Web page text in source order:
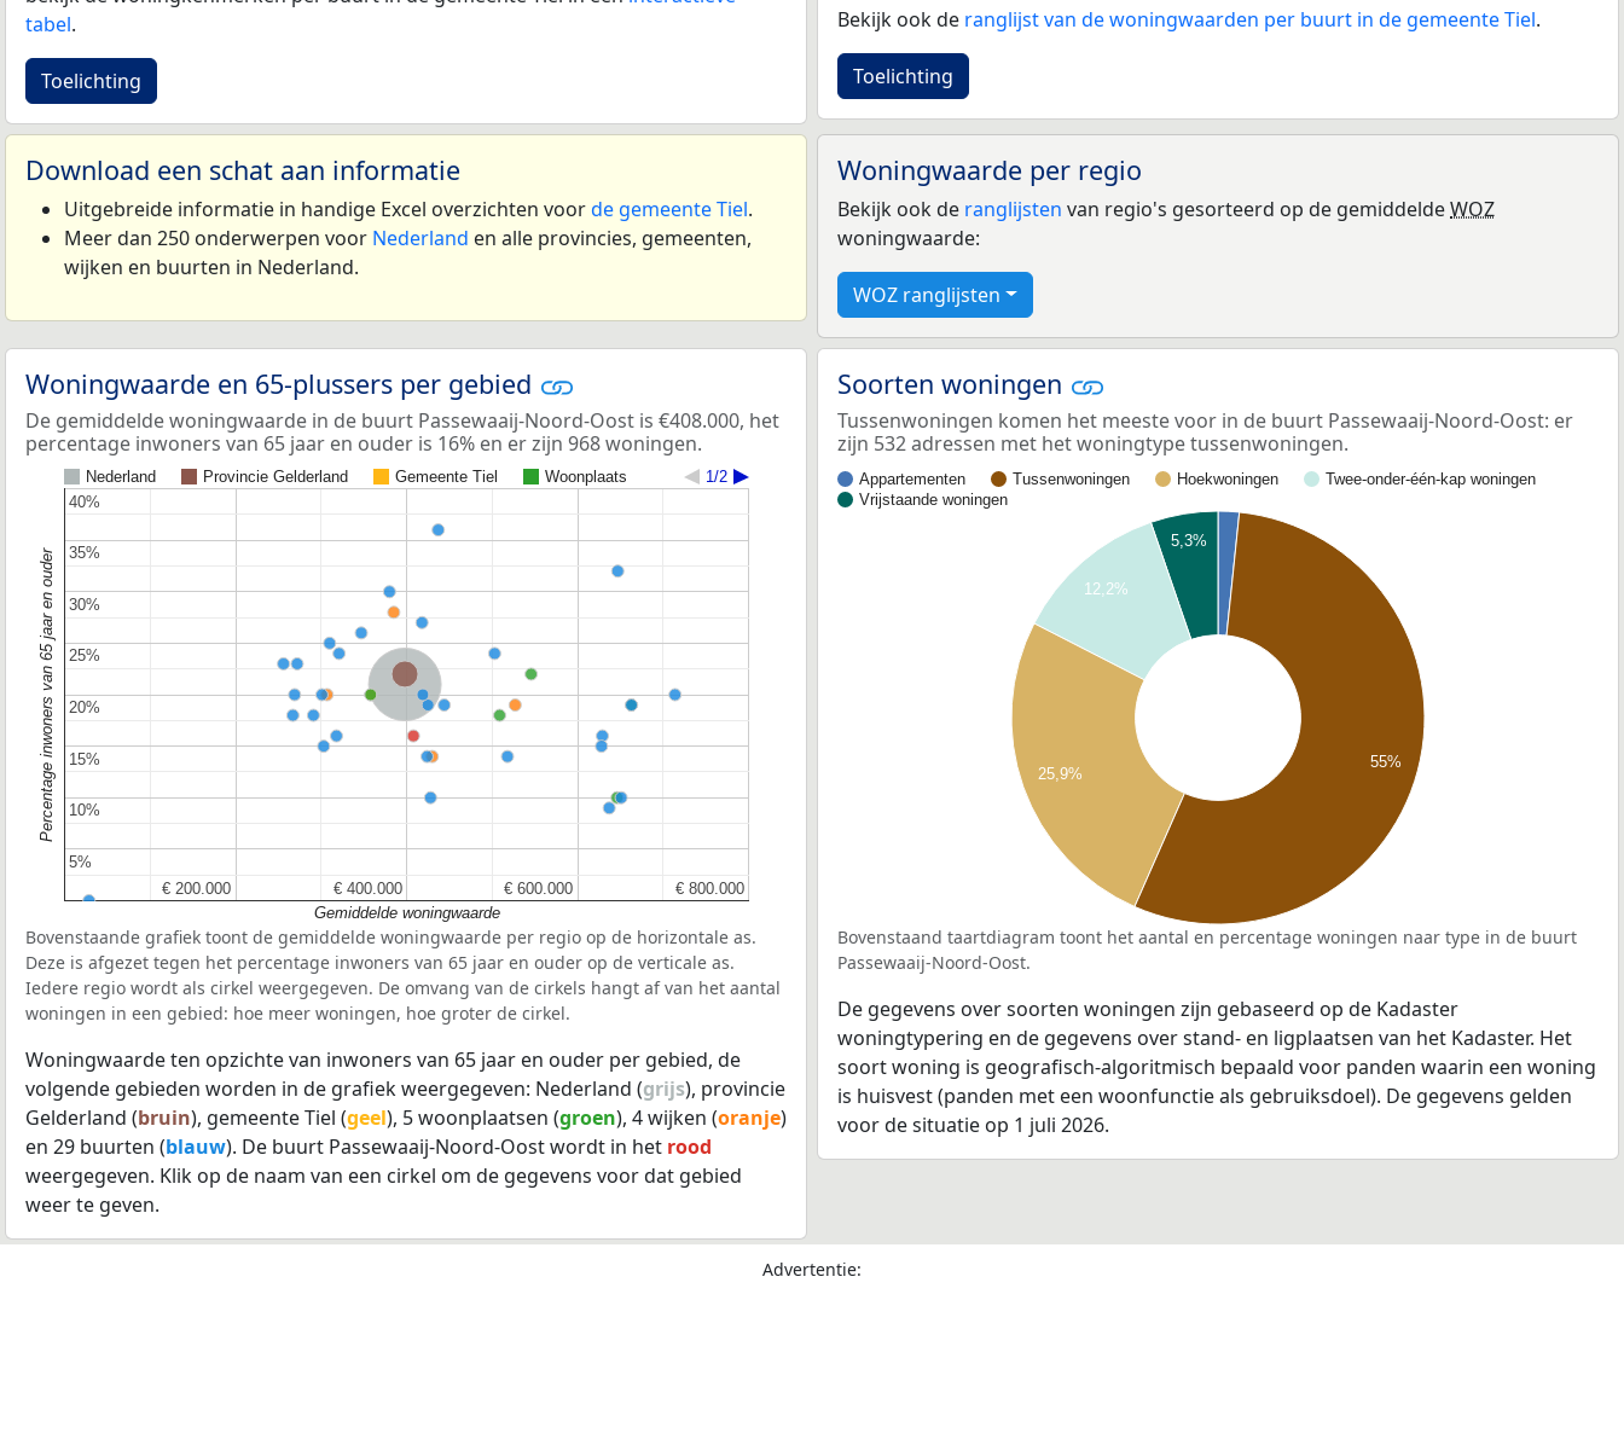
tabel.
Toelichting
Bekijk ook de ranglijst van de woningwaarden per buurt in de gemeente Tiel.
Toelichting
Download een schat aan informatie
Uitgebreide informatie in handige Excel overzichten voorde gemeente Tiel.
Meer dan 250 onderwerpen voor Nederland en alle provincies, gemeenten,
wijken en buurten in Nederland.
Woningwaarde per regio
Bekijk ook de ranglijsten van regio's gesorteerd op de gemiddeldeWOZ
woningwaarde:
WOZ ranglijsten
Woningwaarde en 65-plussers per gebied
De gemiddelde woningwaarde in de buurt Passewaaij-Noord-Oost is €408.000, het
percentage inwoners van 65 jaar en ouder is 16% en er zijn 968 woningen.
Nederland Provincie Gelderland Gemeente Tiel Woonplaats 1/2
Nederland
Provincie Gelderland
€ 200.000
€ 200.000 € 400.000
€ 400.000 € 600.000
€ 600.000 € 800.000
€ 800.000
5%
5%
10%
10%
15%
15%
20%
20%
25%
25%
30%
30%
35%
35%
40%
40%
Gemiddelde woningwaarde
Percentage inwoners van 65 jaar en ouder
Bovenstaande grafiek toont de gemiddelde woningwaarde per regio op de horizontale as.
Deze is afgezet tegen het percentage inwoners van 65 jaar en ouder op de verticale as.
Iedere regio wordt als cirkel weergegeven. De omvang van de cirkels hangt af van het aantal
woningen in een gebied: hoe meer woningen, hoe groter de cirkel.
Woningwaarde ten opzichte van inwoners van 65 jaar en ouder per gebied, de
volgende gebieden worden in de grafiek weergegeven: Nederland (grijs), provincie
Gelderland (bruin), gemeente Tiel (geel), 5 woonplaatsen (groen), 4 wijken (oranje)
en 29 buurten (blauw). De buurt Passewaaij-Noord-Oost wordt in het rood
weergegeven. Klik op de naam van een cirkel om de gegevens voor dat gebied
weer te geven.
Soorten woningen
Tussenwoningen komen het meeste voor in de buurt Passewaaij-Noord-Oost: er
zijn 532 adressen met het woningtype tussenwoningen.
Appartementen Tussenwoningen Hoekwoningen
Twee-onder-één-kap woningen
Vrijstaande woningen
5,3%
12,2%
25,9%
55%
Bovenstaand taartdiagram toont het aantal en percentage woningen naar type in de buurt
Passewaaij-Noord-Oost.
De gegevens over soorten woningen zijn gebaseerd op de Kadaster
woningtypering en de gegevens over stand- en ligplaatsen van het Kadaster. Het
soort woning is geografisch-algoritmisch bepaald voor panden waarin een woning
is huisvest (panden met een woonfunctie als gebruiksdoel). De gegevens gelden
voor de situatie op 1 juli 2026.
Advertentie: